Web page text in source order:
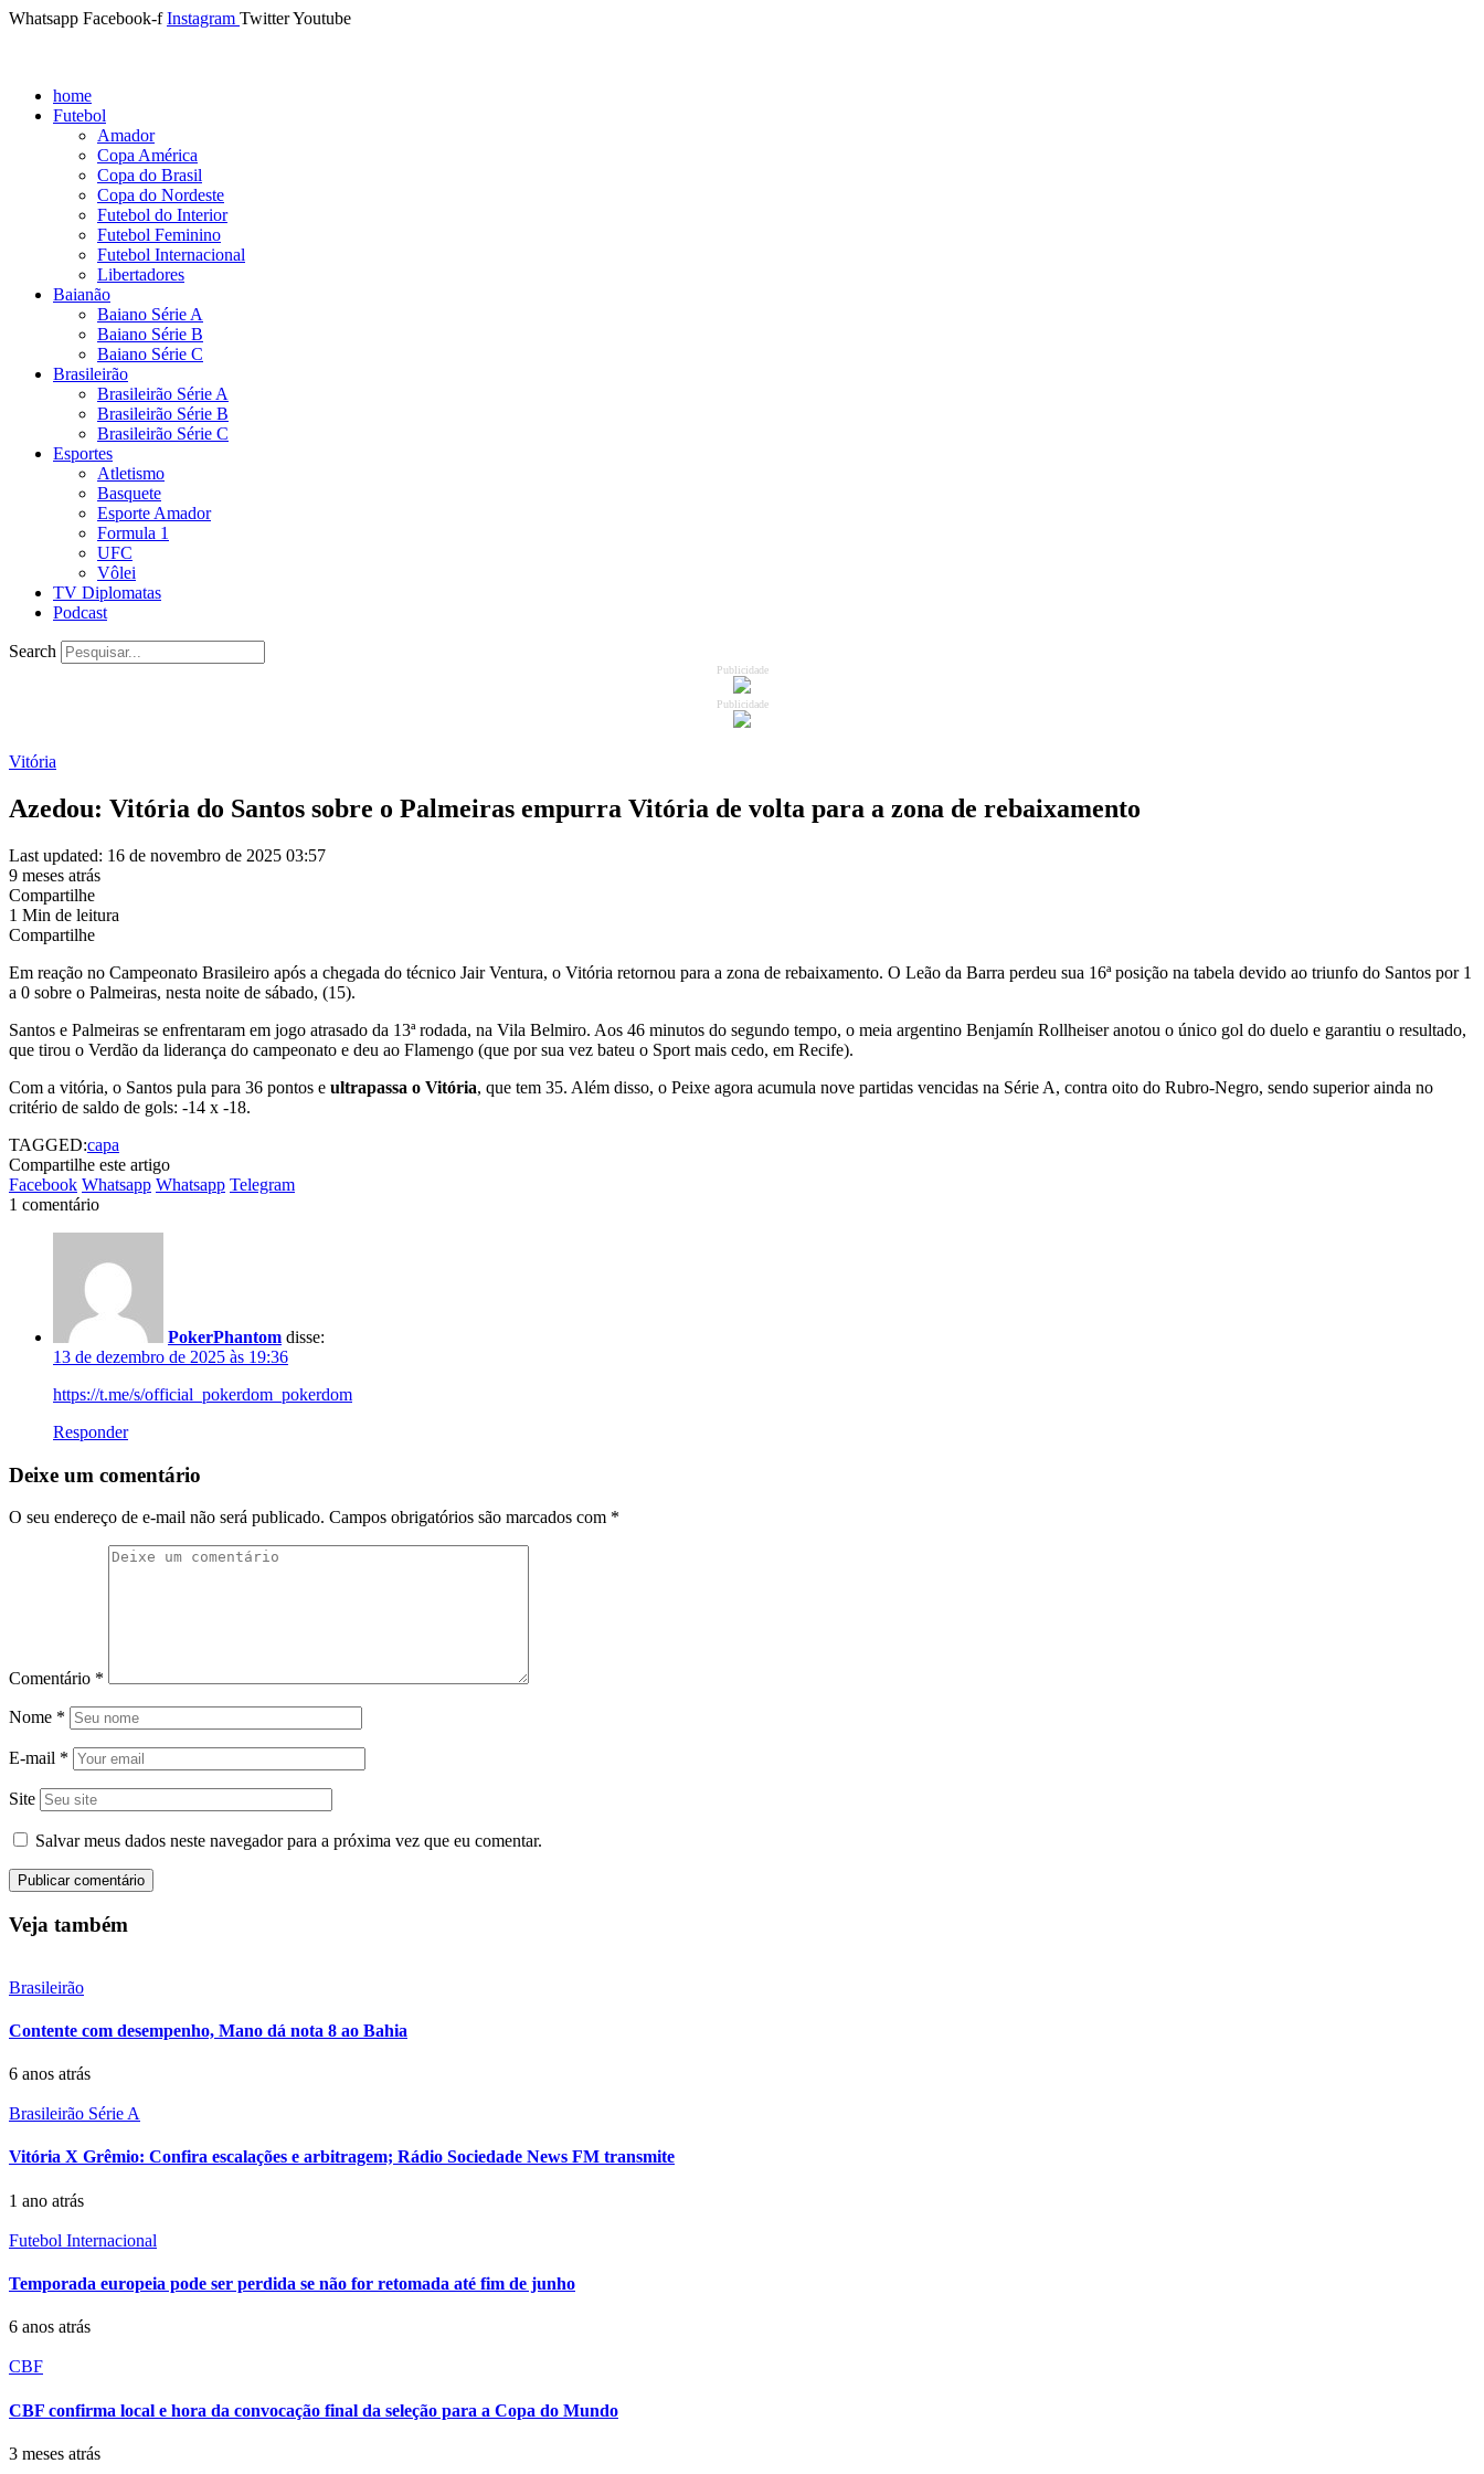
Whatsapp Facebook-f Instagram TwitterYoutube
home
Futebol
Amador
Copa América
Copa do Brasil
Copa do Nordeste
Futebol do Interior
Futebol Feminino
Futebol Internacional
Libertadores
Baianão
Baiano Série A
Baiano Série B
Baiano Série C
Brasileirão
Brasileirão Série A
Brasileirão Série B
Brasileirão Série C
Esportes
Atletismo
Basquete
Esporte Amador
Formula 1
UFC
Vôlei
TV Diplomatas
Podcast
Search
Publicidade
Publicidade
Vitória
Azedou: Vitória do Santos sobre o Palmeiras empurra Vitória de volta para a zona de rebaixamento
Last updated: 16 de novembro de 2025 03:57
9 meses atrás
Compartilhe
1 Min de leitura
Compartilhe
Em reação no Campeonato Brasileiro após a chegada do técnico Jair Ventura, o Vitória retornou para a zona de rebaixamento. O Leão da Barra perdeu sua 16ª posição na tabela devido ao triunfo do Santos por 1
a 0 sobre o Palmeiras, nesta noite de sábado, (15).
Santos e Palmeiras se enfrentaram em jogo atrasado da 13ª rodada, na Vila Belmiro. Aos 46 minutos do segundo tempo, o meia argentino Benjamín Rollheiser anotou o único gol do duelo e garantiu o resultado,
que tirou o Verdão da liderança do campeonato e deu ao Flamengo (que por sua vez bateu o Sport mais cedo, em Recife).
Com a vitória, o Santos pula para 36 pontos e ultrapassa o Vitória, que tem 35. Além disso, o Peixe agora acumula nove partidas vencidas na Série A, contra oito do Rubro-Negro, sendo superior ainda no
critério de saldo de gols: -14 x -18.
TAGGED:capa
Compartilhe este artigo
Facebook Whatsapp Whatsapp Telegram
1 comentário
PokerPhantom disse:
13 de dezembro de 2025 às 19:36
https://t.me/s/official_pokerdom_pokerdom
Responder
Deixe um comentário
O seu endereço de e-mail não será publicado. Campos obrigatórios são marcados com *
Comentário *
Nome *
E-mail *
Site
Salvar meus dados neste navegador para a próxima vez que eu comentar.
Veja também
Brasileirão
Contente com desempenho, Mano dá nota 8 ao Bahia
6 anos atrás
Brasileirão Série A
Vitória X Grêmio: Confira escalações e arbitragem; Rádio Sociedade News FM transmite
1 ano atrás
Futebol Internacional
Temporada europeia pode ser perdida se não for retomada até fim de junho
6 anos atrás
CBF
CBF confirma local e hora da convocação final da seleção para a Copa do Mundo
3 meses atrás